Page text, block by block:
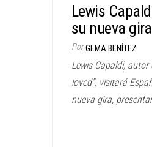
Lewis
su nueva gira
Por GEMA BENÍTEZ
Lewis Capaldi, autor
loved”, visitará
nueva gira,